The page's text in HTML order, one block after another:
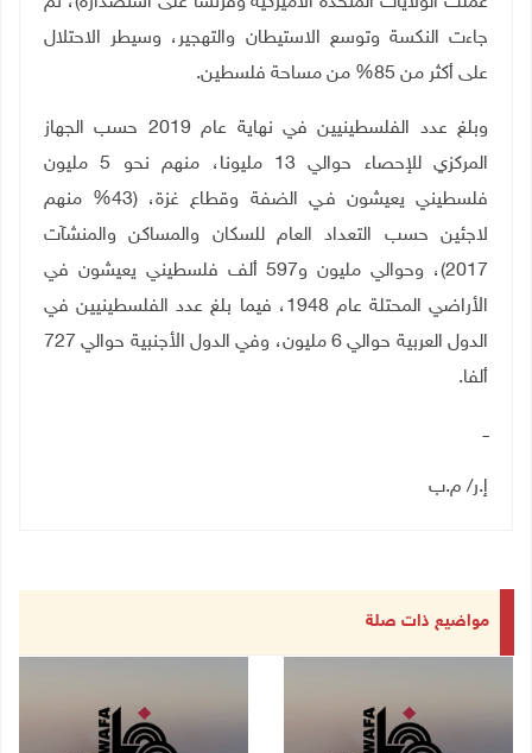
جاءت النكسة وتوسع الاستيطان والتهجير، وسيطر الاحتلال
على أكثر من 85% من مساحة فلسطين
.
وبلغ عدد الفلسطينيين في نهاية عام 2019 حسب الجهاز
المركزي للإحصاء حوالي 13 مليونا، منهم نحو 5 مليون
فلسطيني يعيشون فـي الضفة وقطاع غزة، (43% منهم
لاجئين حسب التعداد العام للسكان والمساكن والمنشآت
2017)، وحوالي مليون و597 ألف فلسطيني يعيشون في
الأراضي المحتلة عام 1948، فيما بلغ عدد الفلسطينيين في
الدول العربية حوالي 6 مليون، وفي الدول الأجنبية حوالي 727
ألفا.
ــ
إ.ر/ م.ب
مواضيع ذات صلة